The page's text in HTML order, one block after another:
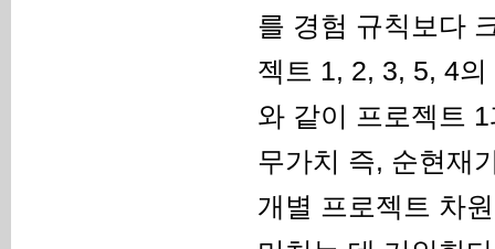
를 경험 규칙보다
젝트 1, 2, 3, 5, 4
와 같이 프로젝트
무가치 즉, 순현재
개별 프로젝트 차